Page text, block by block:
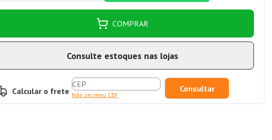
COMPRAR
Consulte estoques nas lojas
Calcular o frete Não sei meu CEP